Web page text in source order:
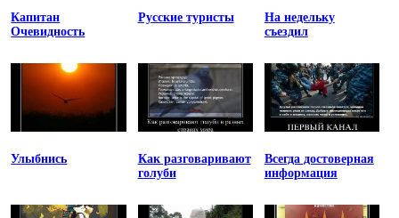
Капитан
Очевидность
Русские туристы
На недельку
съездил
Улыбнись
Как разговаривают
голуби
Всегда достоверная
информация